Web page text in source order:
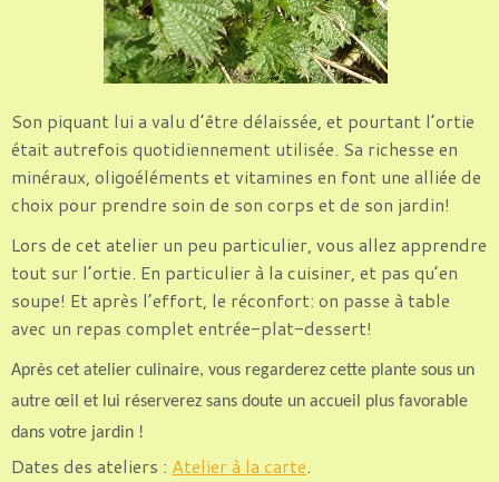
Son piquant lui a valu d’être délaissée, et pourtant l’ortie
était autrefois quotidiennement utilisée. Sa richesse en
minéraux, oligoéléments et vitamines en font une alliée de
choix pour prendre soin de son corps et de son jardin!
Lors de cet atelier un peu particulier, vous allez apprendre
tout sur l’ortie. En particulier à la cuisiner, et pas qu’en
soupe! Et après l’effort, le réconfort: on passe à table
avec un repas complet entrée-plat-dessert!
Après cet atelier culinaire, vous regarderez cette plante sous un
autre œil et lui réserverez sans doute un accueil plus favorable
dans votre jardin !
Dates des ateliers : Atelier à la carte.